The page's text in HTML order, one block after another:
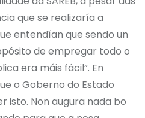
que se realizaría a
entendían que sendo un
de empregar todo o
era máis fácil”. En
o Goberno do Estado
isto. Non augura nada bo